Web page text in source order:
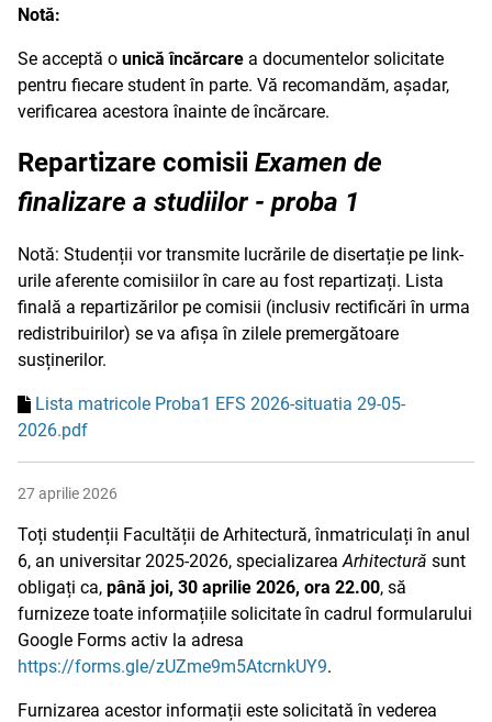
Notă:
Se acceptă o unică încărcare a documentelor solicitate
pentru fiecare student în parte. Vă recomandăm, așadar,
verificarea acestora înainte de încărcare.
Repartizare comisii Examen de
finalizare a studiilor - proba 1
Notă: Studenții vor transmite lucrările de disertație pe link-
urile aferente comisiilor în care au fost repartizați. Lista
finală a repartizărilor pe comisii (inclusiv rectificări în urma
redistribuirilor) se va afișa în zilele premergătoare
susținerilor.
Lista matricole Proba1 EFS 2026-situatia 29-05-
2026.pdf
27 aprilie 2026
Toți studenții Facultății de Arhitectură, înmatriculați în anul
6, an universitar 2025-2026, specializareaArhitectură sunt
obligați ca, până joi, 30 aprilie 2026, ora 22.00, să
furnizeze toate informațiile solicitate în cadrul formularului
Google Forms activ la adresa
https://forms.gle/zUZme9m5AtcrnkUY9.
Furnizarea acestor informații este solicitată în vederea